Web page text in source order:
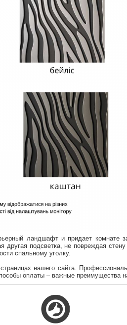
ландшафт и придает комнате
подсветка, не повреждая стену
спальному уголку.
нашего сайта.
оплаты – важные преимущества